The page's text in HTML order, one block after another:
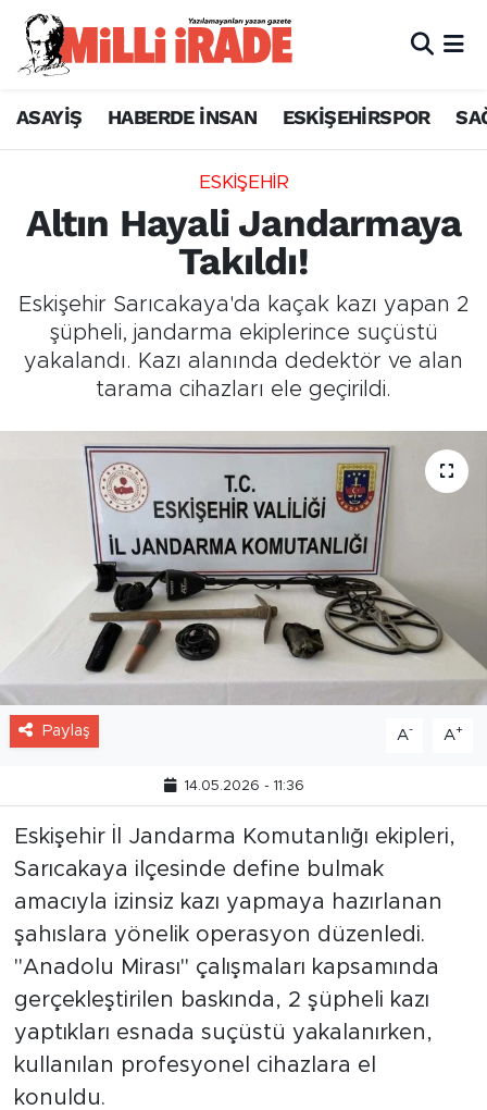
ASAYİŞ HABERDE İNSAN ESKİŞEHİRSPOR
ESKİŞEHİR
Altın Hayali Jandarmaya
Takıldı!
Eskişehir Sarıcakaya'da kaçak kazı yapan 2
şüpheli, jandarma ekiplerince suçüstü
yakalandı. Kazı alanında dedektör ve alan
tarama cihazları ele geçirildi.
Paylaş A- A+
14.05.2026 - 11:36
Eskişehir İl Jandarma Komutanlığı ekipleri,
Sarıcakaya ilçesinde define bulmak
amacıyla izinsiz kazı yapmaya hazırlanan
şahıslara yönelik operasyon düzenledi.
"Anadolu Mirası" çalışmaları kapsamında
gerçekleştirilen baskında, 2 şüpheli kazı
yaptıkları esnada suçüstü yakalanırken,
kullanılan profesyonel cihazlara el
konuldu.